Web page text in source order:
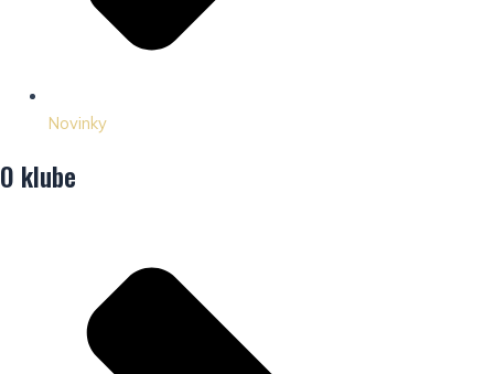
Novinky
O klube